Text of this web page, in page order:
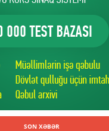
SON XƏBƏR